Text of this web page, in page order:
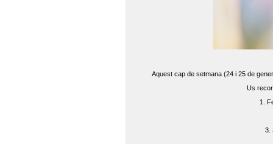
Aquest cap de setmana (24 i 25 de
Us
1.
3.